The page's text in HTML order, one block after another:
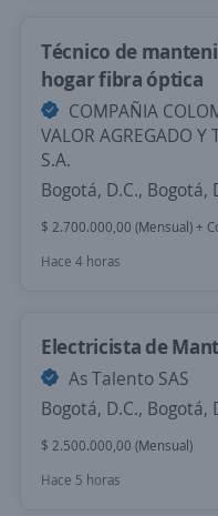
Técnico de
hogar fibra óptica
COMPAÑIA
VALOR AGREGADO Y
S.A.
Bogotá, D.C., Bogotá,
$ 2.700.000,00 (Mensual) +
Hace 4 horas
Electricista de
As Talento SAS
Bogotá, D.C., Bogotá,
$ 2.500.000,00 (Mensual)
Hace 5 horas